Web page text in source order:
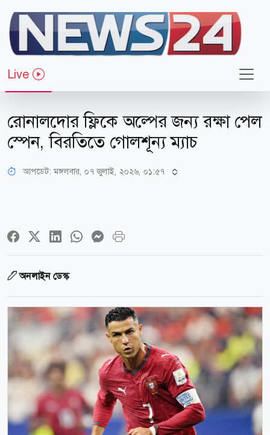
Live
খেলাধুলা
রোনালদোর ফ্লিকে অল্পের জন্য রক্ষা পেল
স্পেন, বিরতিতে গোলশূন্য ম্যাচ
আপডেট: মঙ্গলবার, ০৭ জুলাই, ২০২৬, ০১:৫৭
অনলাইন ডেস্ক